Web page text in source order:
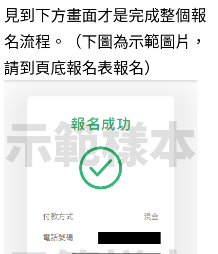
見到下方畫面才是完成整個報
名流程。（下圖為示範圖片，
請到頁底報名表報名）